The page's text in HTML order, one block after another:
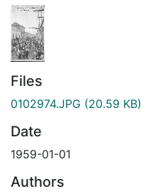
Files
0102974.JPG (20.59 KB)
Date
1959-01-01
Authors